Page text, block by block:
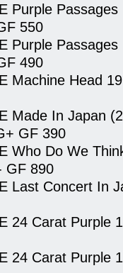
Purple
550
Purple
490
Machine Head
Made In Japan
GF 390
Who Do We
GF 890
Last Concert In
24 Carat Purple
24 Carat Purple